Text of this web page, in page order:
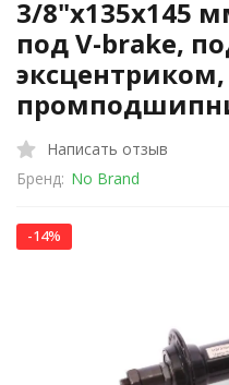
3/8"х135x145
под V-brake,
Написать отзыв
Бренд: No Brand
-14%